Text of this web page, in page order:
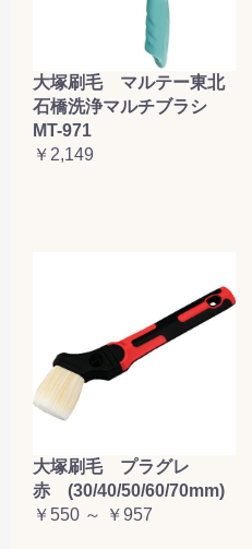
大塚刷毛 マルテー東北
石橋洗浄マルチブラシ
MT-971
￥2,149
大塚刷毛 プラグレ
赤 (30/40/50/60/70mm)
￥550 ～ ￥957